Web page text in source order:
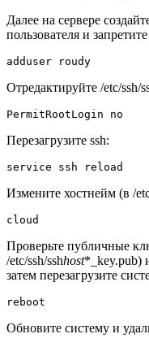
Далее на сервере
пользователя и
adduser roudy
Отредактируйте /etc/ssh/
PermitRootLogin no
Перезагрузите ssh:
service ssh reload
Измените хостнейм (в /
cloud
Проверьте публичные
/etc/ssh/sshhost*_key.pub)
затем перезагрузите
reboot
Обновите систему и